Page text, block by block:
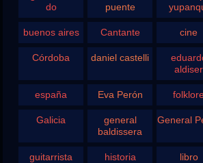
do
puente
buenos aires Cantante cine
Córdoba daniel castelli
aldiser
españa Eva Perón
Galicia
general
baldissera
General
guitarrista historia libro